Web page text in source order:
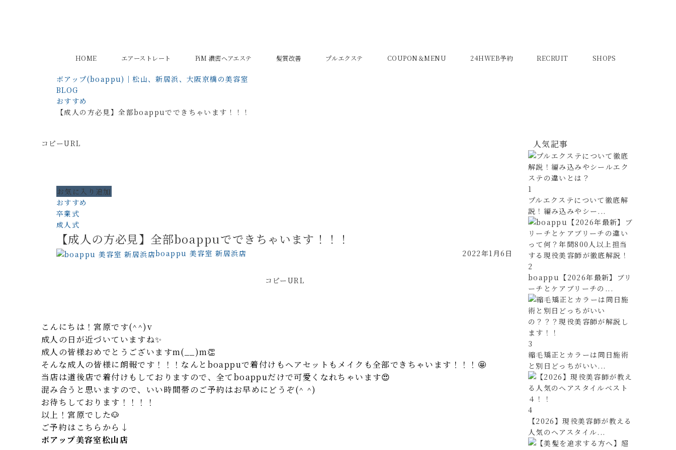
HOME エアーストレート PiM 濃密ヘアエステ 髪質改善 プルエクステ COUPON＆MENU 24HWEB予約 RECRUIT SHOPS
ボアップ(boappu)｜松山、新居浜、大阪京橋の美容室
BLOG
おすすめ
【成人の方必見】全部boappuでできちゃいます！！！
コピーURL
お気に入り追加
おすすめ
卒業式
成人式
【成人の方必見】全部boappuでできちゃいます！！！
2022年1月6日
boappu 美容室 新居浜店
コピーURL
こんにちは！宮原です(^^)v
成人の日が近づいていますね✨
成人の皆様おめでとうございますm(__)m👏
そんな成人の皆様に朗報です！！！なんとboappuで着付けもヘアセットもメイクも全部できちゃいます！！！🤩
当店は道後店で着付けもしておりますので、全てboappuだけで可愛くなれちゃいます😍
混み合うと思いますので、いい時間帯のご予約はお早めにどうぞ(^ ^)
お待ちしております！！！！
以上！宮原でした🐶
ご予約はこちらから↓
ボアップ美容室松山店
人気記事
1
プルエクステについて徹底解
説！編み込みやシー...
2
boappu【2026年最新】ブリ
ーチとケアブリーチの...
3
縮毛矯正とカラーは同日施術
と別日どっちがいい...
4
【2026】現役美容師が教える
人気のヘアスタイル...